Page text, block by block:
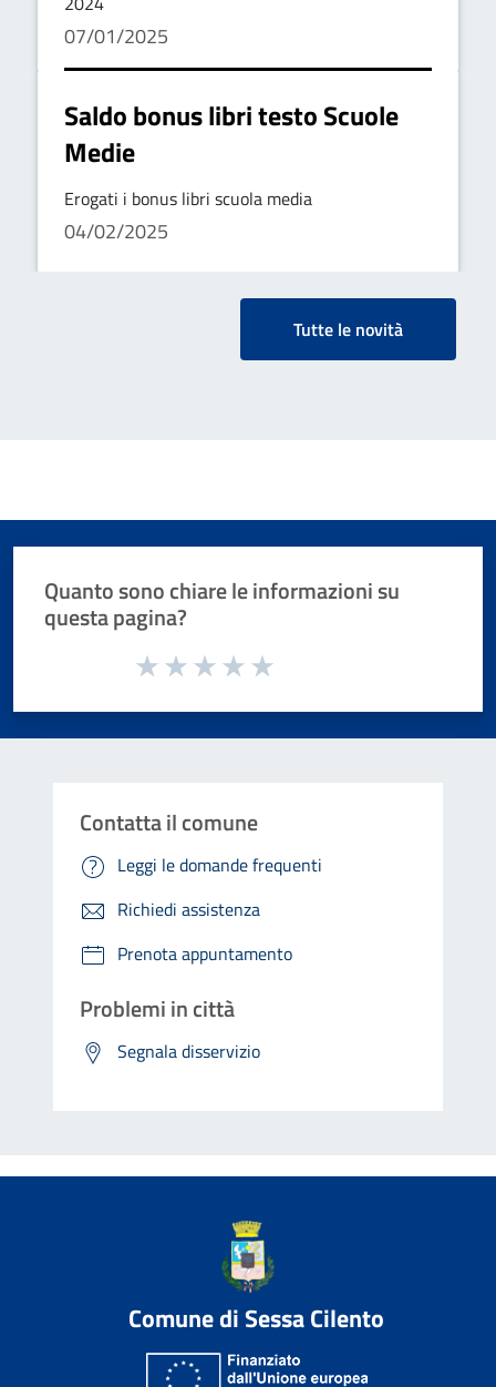
07/01/2025
Saldo bonus libri testo Scuole
Medie
Erogati i bonus libri scuola media
04/02/2025
Tutte le novità
Quanto sono chiare le informazioni su
questa pagina?
Valuta da 1 a 5 stelle la pagina
Contatta il comune
Leggi le domande frequenti
Richiedi assistenza
Prenota appuntamento
Problemi in città
Segnala disservizio
Comune di Sessa Cilento